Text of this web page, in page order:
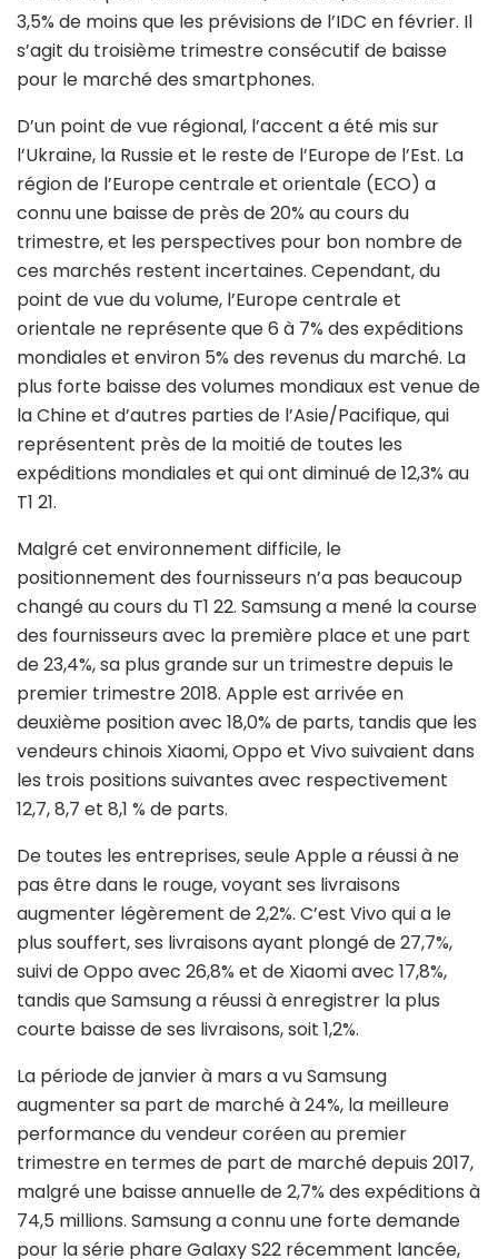
3,5% de moins que les prévisions de l’IDC en février. Il
s’agit du troisième trimestre consécutif de baisse
pour le marché des smartphones.
D’un point de vue régional, l’accent a été mis sur
l’Ukraine, la Russie et le reste de l’Europe de l’Est. La
région de l’Europe centrale et orientale (ECO) a
connu une baisse de près de 20% au cours du
trimestre, et les perspectives pour bon nombre de
ces marchés restent incertaines. Cependant, du
point de vue du volume, l’Europe centrale et
orientale ne représente que 6 à 7% des expéditions
mondiales et environ 5% des revenus du marché. La
plus forte baisse des volumes mondiaux est venue de
la Chine et d’autres parties de l’Asie/Pacifique, qui
représentent près de la moitié de toutes les
expéditions mondiales et qui ont diminué de 12,3% au
T1 21.
Malgré cet environnement difficile, le
positionnement des fournisseurs n’a pas beaucoup
changé au cours du T1 22. Samsung a mené la course
des fournisseurs avec la première place et une part
de 23,4%, sa plus grande sur un trimestre depuis le
premier trimestre 2018. Apple est arrivée en
deuxième position avec 18,0% de parts, tandis que les
vendeurs chinois Xiaomi, Oppo et Vivo suivaient dans
les trois positions suivantes avec respectivement
12,7, 8,7 et 8,1 % de parts.
De toutes les entreprises, seule Apple a réussi à ne
pas être dans le rouge, voyant ses livraisons
augmenter légèrement de 2,2%. C’est Vivo qui a le
plus souffert, ses livraisons ayant plongé de 27,7%,
suivi de Oppo avec 26,8% et de Xiaomi avec 17,8%,
tandis que Samsung a réussi à enregistrer la plus
courte baisse de ses livraisons, soit 1,2%.
La période de janvier à mars a vu Samsung
augmenter sa part de marché à 24%, la meilleure
performance du vendeur coréen au premier
trimestre en termes de part de marché depuis 2017,
malgré une baisse annuelle de 2,7% des expéditions à
74,5 millions. Samsung a connu une forte demande
pour la série phare Galaxy S22 récemment lancée,